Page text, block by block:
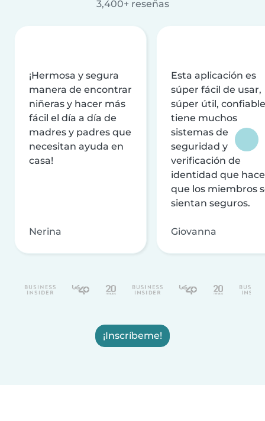
3,400+ reseñas
¡Hermosa y segura
manera de encontrar
niñeras y hacer más
fácil el día a día de
madres y padres que
necesitan ayuda en
casa!
Nerina
Esta aplicación es
súper fácil de usar,
súper útil,
tiene muchos
sistemas de
seguridad y
verificación de
identidad que
que los miembros
sientan seguros.
Giovanna
¡Inscríbeme!